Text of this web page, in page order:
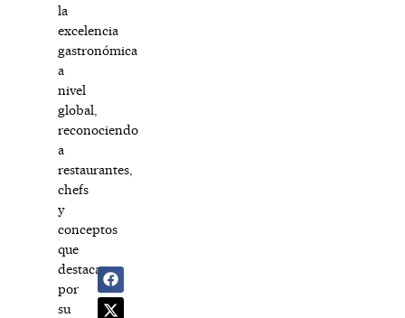
la
excelencia
gastronómica
a
nivel
global,
reconociendo
a
restaurantes,
chefs
y
conceptos
que
destacan
por
su